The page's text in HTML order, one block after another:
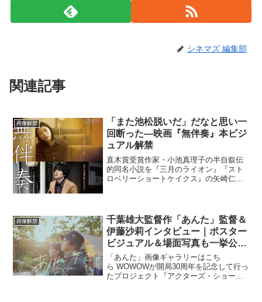
シネマズ 編集部
関連記事
画像解禁
「また池松脱いだ」だなと思い一
回断った―映画『無伴奏』本ビジ
ュアル解禁
直木賞受賞作家・小池真理子の半自叙伝
的同名小説を『三月のライオン』『スト
ロベリーショートケイクス』の矢崎仁司
1969年。仙台の高校に...
画像解禁
千葉雄大監督作「あんた」監督＆
伊藤沙莉インタビュー｜ポスター
ビジュアル＆場面写真も一挙公
開！
「あんた」画像ギャラリーはこち
ら WOWOWが開局30周年を記念して行っ
たプロジェクト『アクターズ・ショー